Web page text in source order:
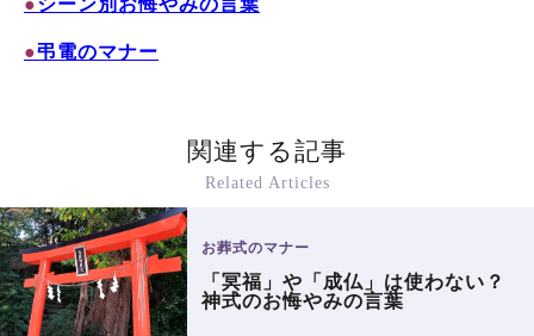
●弔電のマナー
関連する記事
Related Articles
お葬式のマナー
「冥福」や「成仏」は使わない？
神式のお悔やみの言葉